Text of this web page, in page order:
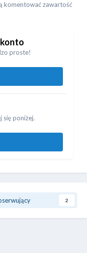
komentować zawartość
proste!
się poniżej.
2